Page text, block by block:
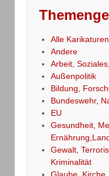
Alle Karikaturen
Andere
Arbeit,
Außenpolitik
Bildung,
Bundeswehr,
EU
Gesundheit,
Gewalt,
Kriminalität